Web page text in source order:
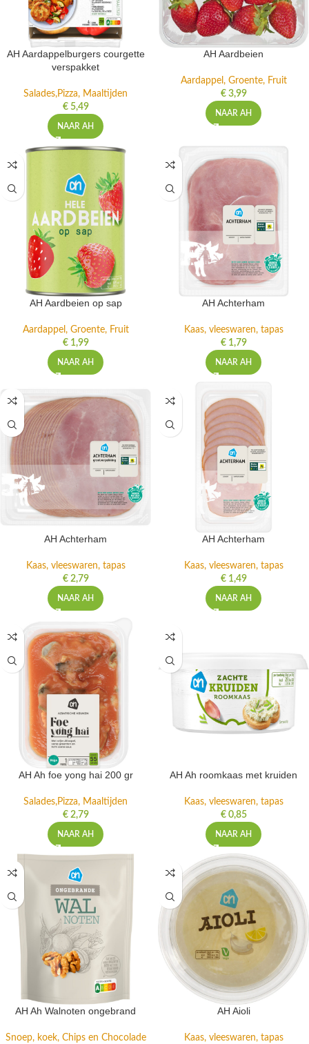
AH Aardappelburgers courgette
verspakket
Salades,Pizza, Maaltijden
€5,49
NAAR AH
AH Aardbeien
Aardappel, Groente, Fruit
€3,99
NAAR AH
AH Aardbeien op sap
Aardappel, Groente, Fruit
€1,99
NAAR AH
AH Achterham
Kaas, vleeswaren, tapas
€1,79
NAAR AH
AH Achterham
Kaas, vleeswaren, tapas
€2,79
NAAR AH
AH Achterham
Kaas, vleeswaren, tapas
€1,49
NAAR AH
AH Ah foe yong hai 200 gr
Salades,Pizza, Maaltijden
€2,79
NAAR AH
AH Ah roomkaas met kruiden
Kaas, vleeswaren, tapas
€0,85
NAAR AH
AH Ah Walnoten ongebrand
Snoep, koek, Chips en Chocolade
AH Aioli
Kaas, vleeswaren, tapas